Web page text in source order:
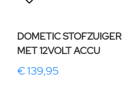
DOMETIC STOFZUIGER
MET 12VOLT ACCU
€ 139,95